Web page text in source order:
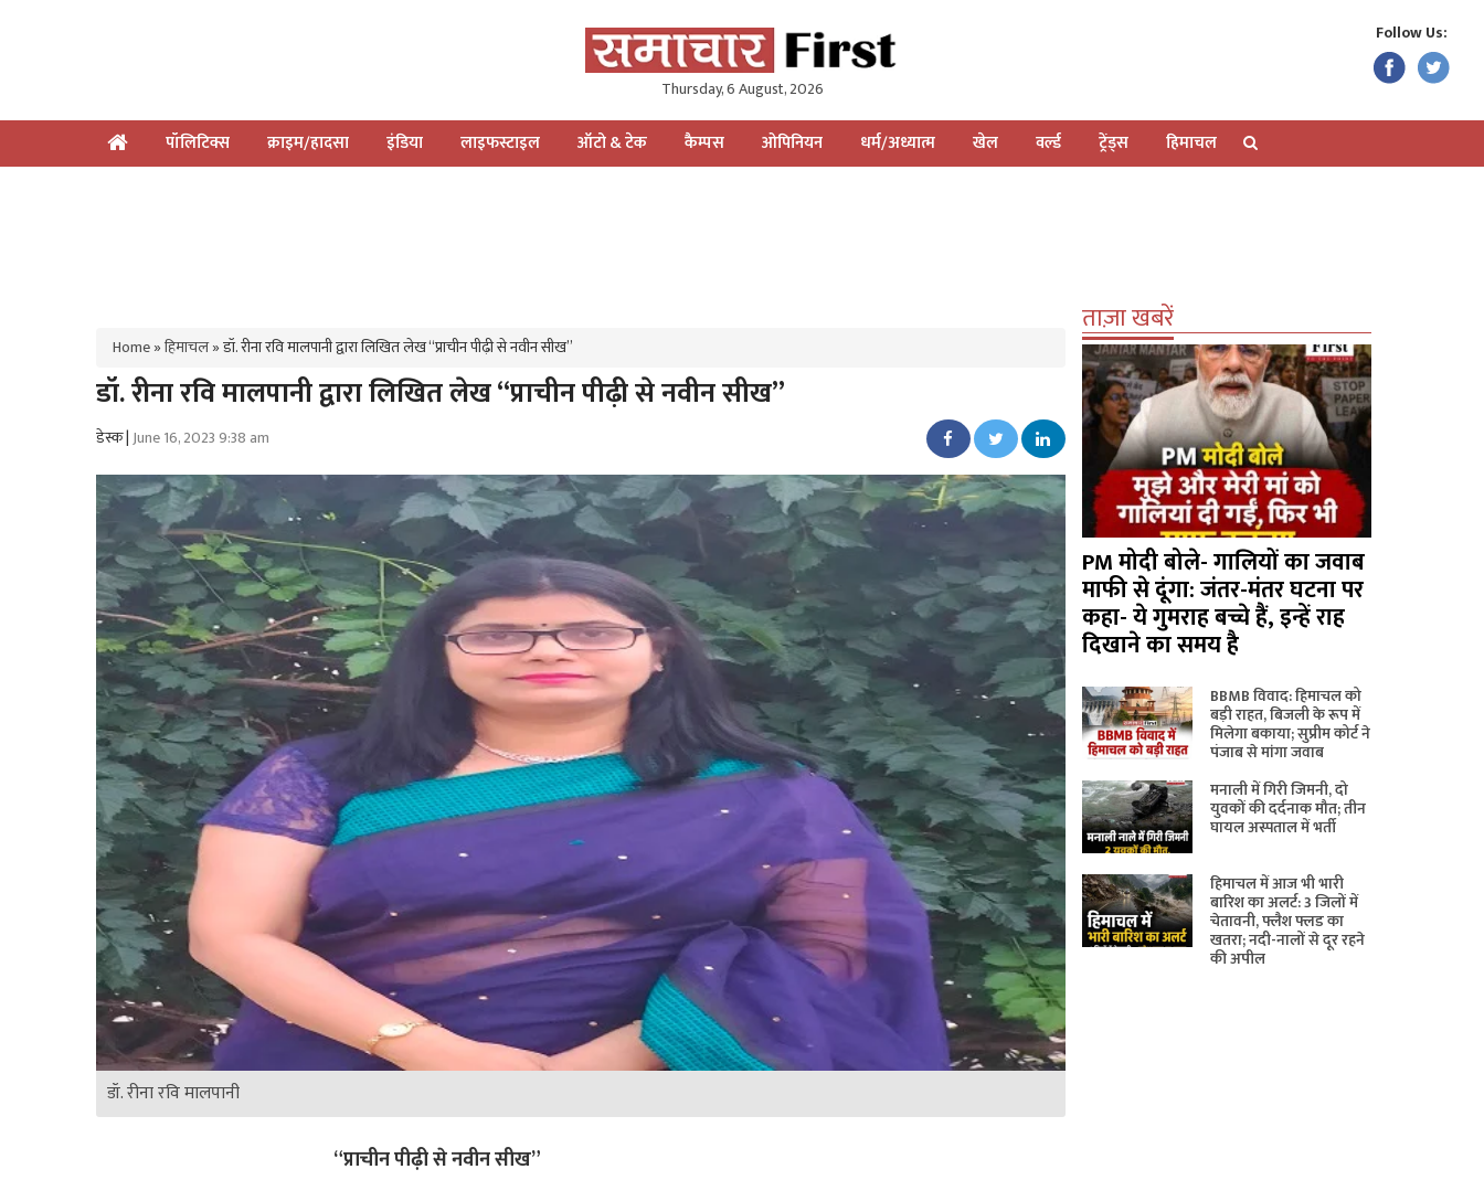
Thursday, 6 August, 2026
Follow Us:
पॉलिटिक्स क्राइम/हादसा इंडिया लाइफस्टाइल ऑटो & टेक कैम्पस ओपिनियन धर्म/अध्यात्म खेल वर्ल्ड ट्रेंड्स हिमाचल
Home»हिमाचल»डॉ. रीना रवि मालपानी द्वारा लिखित लेख “प्राचीन पीढ़ी से नवीन सीख”
डॉ. रीना रवि मालपानी द्वारा लिखित लेख “प्राचीन पीढ़ी से नवीन सीख”
डेस्क |June 16, 2023 9:38 am
डॉ. रीना रवि मालपानी
“प्राचीन पीढ़ी से नवीन सीख”
ताज़ा खबरें
PM मोदी बोले- गालियों का जवाब
माफी से दूंगा: जंतर-मंतर घटना पर
कहा- ये गुमराह बच्चे हैं, इन्हें राह
दिखाने का समय है
BBMB विवाद: हिमाचल को
बड़ी राहत, बिजली के रूप में
मिलेगा बकाया; सुप्रीम कोर्ट ने
पंजाब से मांगा जवाब
मनाली में गिरी जिमनी, दो
युवकों की दर्दनाक मौत; तीन
घायल अस्पताल में भर्ती
हिमाचल में आज भी भारी
बारिश का अलर्ट: 3 जिलों में
चेतावनी, फ्लैश फ्लड का
खतरा; नदी-नालों से दूर रहने
की अपील